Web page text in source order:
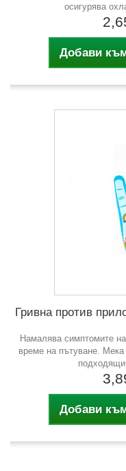
осигурява
Добави
Гривна против
Намалява симптомите
време на пътуване. Мека
Добави